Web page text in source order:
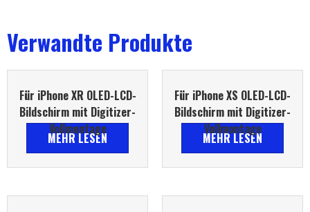
Verwandte Produkte
Für iPhone XR OLED-LCD-
Bildschirm mit Digitizer-
Vollmontage
MEHR LESEN
Für iPhone XS OLED-LCD-
Bildschirm mit Digitizer-
Vollmontage
MEHR LESEN